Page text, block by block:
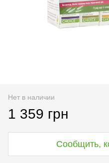
Нет в наличии
1 359 грн
Сообщить,